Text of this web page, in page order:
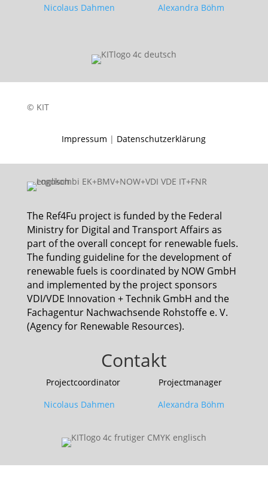
Nicolaus Dahmen Alexandra Böhm
© KIT
Impressum | Datenschutzerklärung
The Ref4Fu project is funded by the Federal
Ministry for Digital and Transport Affairs as
part of the overall concept for renewable fuels.
The funding guideline for the development of
renewable fuels is coordinated by NOW GmbH
and implemented by the project sponsors
VDI/VDE Innovation + Technik GmbH and the
Fachagentur Nachwachsende Rohstoffe e. V.
(Agency for Renewable Resources).
Contakt
Projectcoordinator Projectmanager
Nicolaus Dahmen Alexandra Böhm